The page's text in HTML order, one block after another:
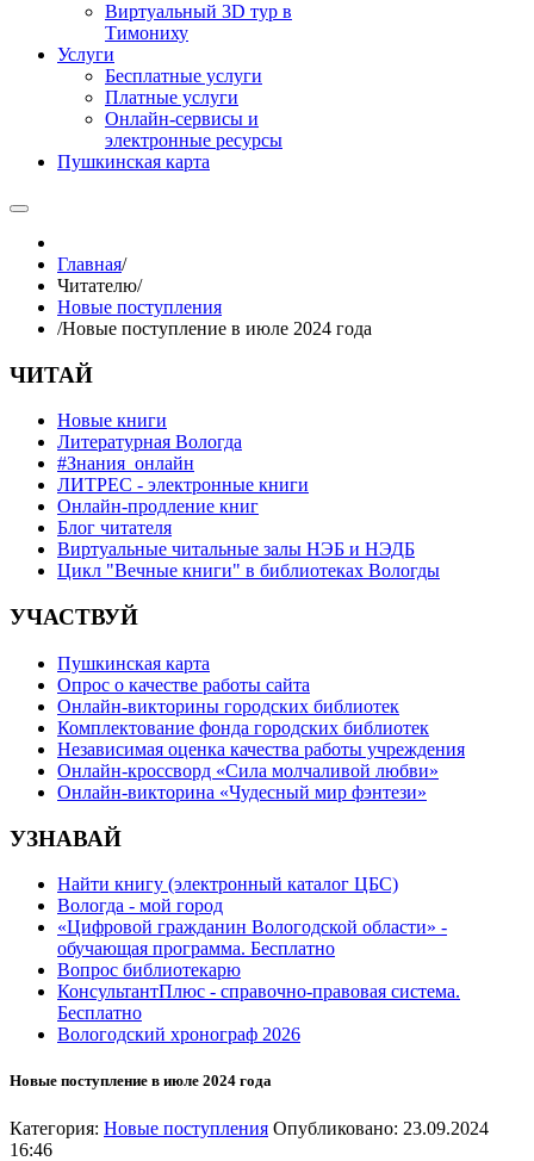
Виртуальный 3D тур в
Тимониху
Услуги
Бесплатные услуги
Платные услуги
Онлайн-сервисы и
электронные ресурсы
Пушкинская карта
Главная/
Читателю/
Новые поступления
/Новые поступление в июле 2024 года
ЧИТАЙ
Новые книги
Литературная Вологда
#Знания_онлайн
ЛИТРЕС - электронные книги
Онлайн-продление книг
Блог читателя
Виртуальные читальные залы НЭБ и НЭДБ
Цикл "Вечные книги" в библиотеках Вологды
УЧАСТВУЙ
Пушкинская карта
Опрос о качестве работы сайта
Онлайн-викторины городских библиотек
Комплектование фонда городских библиотек
Независимая оценка качества работы учреждения
Онлайн-кроссворд «Сила молчаливой любви»
Онлайн-викторина «Чудесный мир фэнтези»
УЗНАВАЙ
Найти книгу (электронный каталог ЦБС)
Вологда - мой город
«Цифровой гражданин Вологодской области» -
обучающая программа. Бесплатно
Вопрос библиотекарю
КонсультантПлюс - справочно-правовая система.
Бесплатно
Вологодский хронограф 2026
Новые поступление в июле 2024 года
Категория: Новые поступления Опубликовано: 23.09.2024
16:46